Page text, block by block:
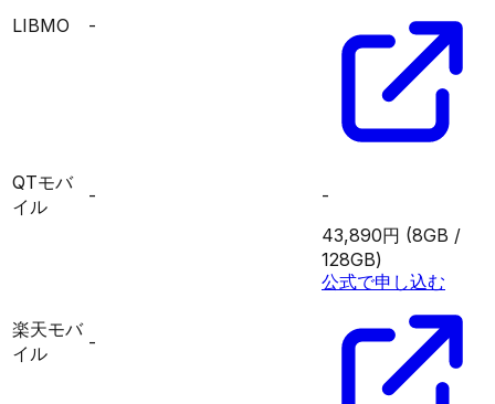
LIBMO -
QTモバ
イル
- -
楽天モバ
イル
-
43,890円 (8GB /
128GB)
公式で申し込む